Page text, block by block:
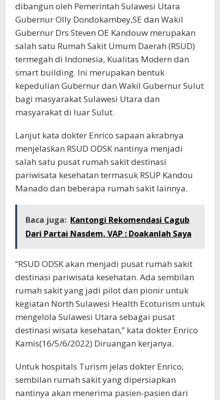
dibangun oleh Pemerintah Sulawesi Utara
Gubernur Olly Dondokambey,SE dan Wakil
Gubernur Drs Steven OE Kandouw merupakan
salah satu Rumah Sakit Umum Daerah (RSUD)
termegah di Indonesia, Kualitas Modern dan
smart building. Ini merupakan bentuk
kepedulian Gubernur dan Wakil Gubernur Sulut
bagi masyarakat Sulawesi Utara dan
masyarakat di luar Sulut.
Lanjut kata dokter Enrico sapaan akrabnya
menjelaskan RSUD ODSK nantinya menjadi
salah satu pusat rumah sakit destinasi
pariwisata kesehatan termasuk RSUP Kandou
Manado dan beberapa rumah sakit lainnya.
Baca juga: Kantongi Rekomendasi Cagub
Dari Partai Nasdem, VAP : Doakanlah Saya
“RSUD ODSK akan menjadi pusat rumah sakit
destinasi pariwisata kesehatan. Ada sembilan
rumah sakit yang jadi pilot dan pionir untuk
kegiatan North Sulawesi Health Ecoturism untuk
mengelola Sulawesi Utara sebagai pusat
destinasi wisata kesehatan,” kata dokter Enrico
Kamis(16/5/6/2022) Diruangan kerjanya.
Untuk hospitals Turism jelas dokter Enrico,
sembilan rumah sakit yang dipersiapkan
nantinya akan menerima pasien-pasien dari